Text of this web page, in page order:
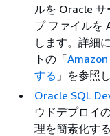
ルを Oracle
プ ファイルを
します。詳細
トの「Amazon
する 」を参照
Oracle SQL
ウドデプロイ
理を簡素化す